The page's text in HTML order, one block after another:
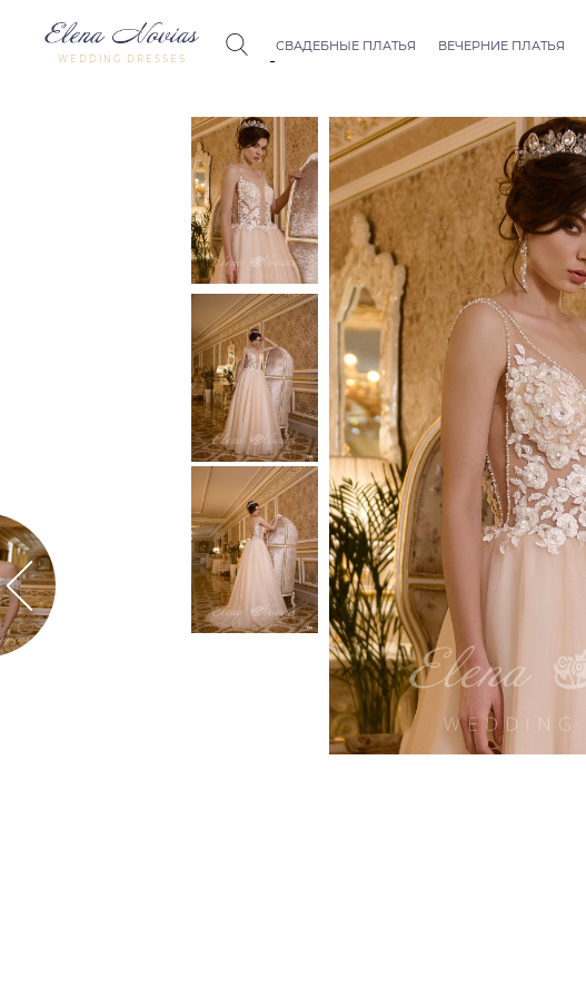
WEDDING DRESSES
СВАДЕБНЫЕ ПЛАТЬЯ
Seville
Thessaloniki
Athens
Melody
Vienna
Dubai Couture
Rome
ВЕЧЕРНИЕ ПЛАТЬЯ
Allure